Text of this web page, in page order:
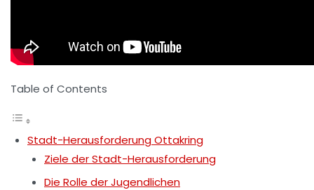
Table of Contents
Stadt-Herausforderung Ottakring
Ziele der Stadt-Herausforderung
Die Rolle der Jugendlichen